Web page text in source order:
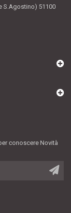
S.Agostino) 51100
conoscere Novità